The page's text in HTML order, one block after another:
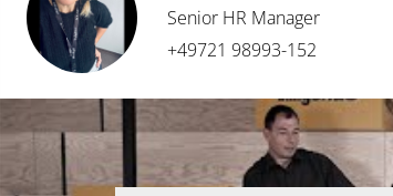
Senior HR Manager
+49721 98993-152